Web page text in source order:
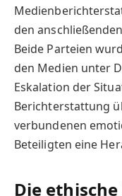
den
Beide Parteien
den Medien unter
Eskalation der
Berichterstattung
verbundenen
Beteiligten eine
Die